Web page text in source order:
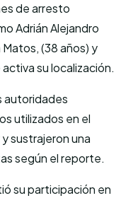
de arresto
Adrián Alejandro
(38 años) y
su localización.
autoridades
utilizados en el
sustrajeron una
según el reporte.
su participación en